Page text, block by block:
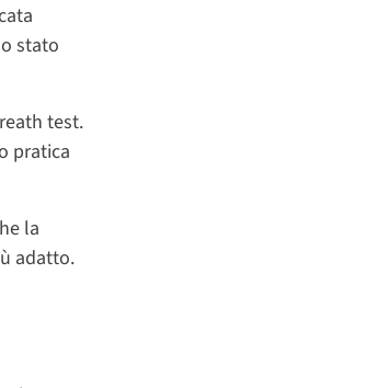
stato
test.
pratica
la
adatto.